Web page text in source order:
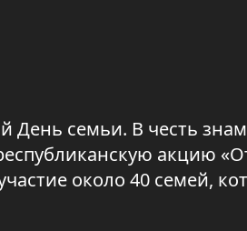
семьи. В честь
акцию
около 40 семей,